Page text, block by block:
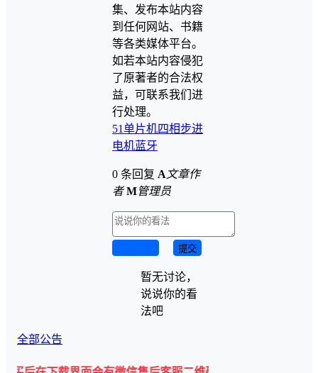
集、发布本站内容
到任何网站、书籍
等各类媒体平台。
如若本站内容侵犯
了原著者的合法权
益，可联系我们进
行处理。
51单片机四相步进
电机蓝牙
0 条回复 A 文章作
者 M管理员
提交
暂无讨论，
说说你的看
法吧
全部公告